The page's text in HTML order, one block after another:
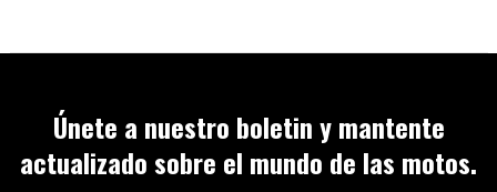
Únete a nuestro boletin y mantente
actualizado sobre el mundo de las motos.